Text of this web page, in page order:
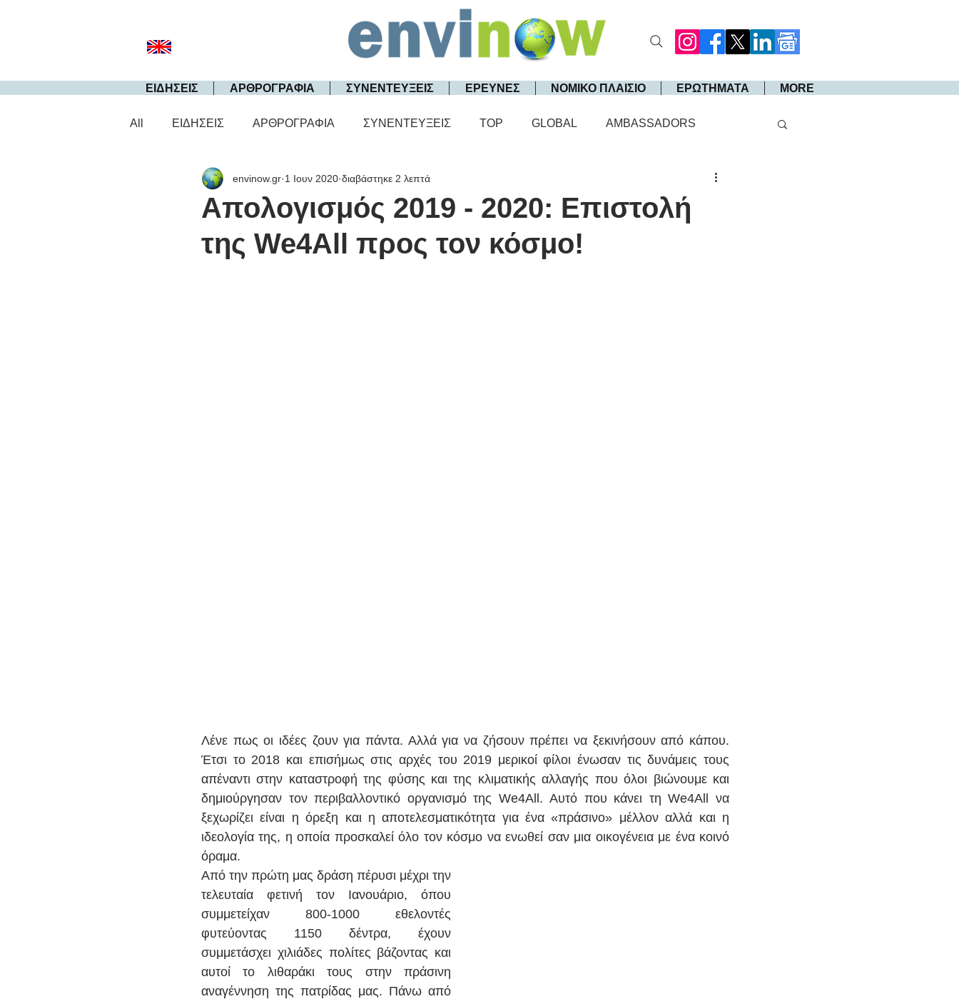
ΕΙΔΗΣΕΙΣ ΑΡΘΡΟΓΡΑΦΙΑ ΣΥΝΕΝΤΕΥΞΕΙΣ ΕΡΕΥΝΕΣ ΝΟΜΙΚΟ ΠΛΑΙΣΙΟ ΕΡΩΤΗΜΑΤΑ MORE
All ΕΙΔΗΣΕΙΣ ΑΡΘΡΟΓΡΑΦΙΑ ΣΥΝΕΝΤΕΥΞΕΙΣ TOP GLOBAL AMBASSADORS
Απολογισμός 2019 - 2020: Επιστολή
της We4All προς τον κόσμο!
envinow.gr 1 Ιουν 2020 διαβάστηκε 2 λεπτά
Λένε πως οι ιδέες ζουν για πάντα. Αλλά για να ζήσουν πρέπει να ξεκινήσουν από κάπου.
Έτσι το 2018 και επισήμως στις αρχές του 2019 μερικοί φίλοι ένωσαν τις δυνάμεις τους
απέναντι στην καταστροφή της φύσης και της κλιματικής αλλαγής που όλοι βιώνουμε και
δημιούργησαν τον περιβαλλοντικό οργανισμό της We4All. Αυτό που κάνει τη We4All να
ξεχωρίζει είναι η όρεξη και η αποτελεσματικότητα για ένα «πράσινο» μέλλον αλλά και η
ιδεολογία της, η οποία προσκαλεί όλο τον κόσμο να ενωθεί σαν μια οικογένεια με ένα κοινό
όραμα.
Από την πρώτη μας δράση πέρυσι μέχρι την
τελευταία φετινή τον Ιανουάριο, όπου
συμμετείχαν 800-1000 εθελοντές
φυτεύοντας 1150 δέντρα, έχουν
συμμετάσχει χιλιάδες πολίτες βάζοντας και
αυτοί το λιθαράκι τους στην πράσινη
αναγέννηση της πατρίδας μας. Πάνω από